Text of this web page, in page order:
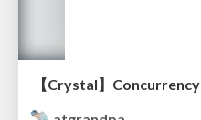
【Crystal】Concurrency